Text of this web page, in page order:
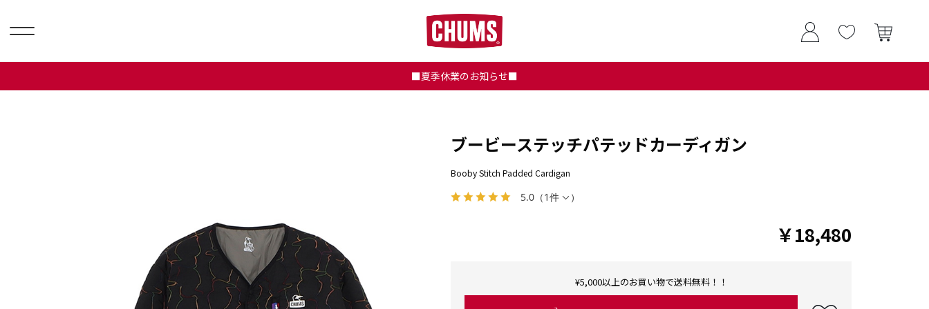
■夏季休業のお知らせ■
5.0 （1件 ）
ブービーステッチパテッドカーディガン
Booby Stitch Padded Cardigan
￥18,480
¥5,000以上のお買い物で送料無料！！